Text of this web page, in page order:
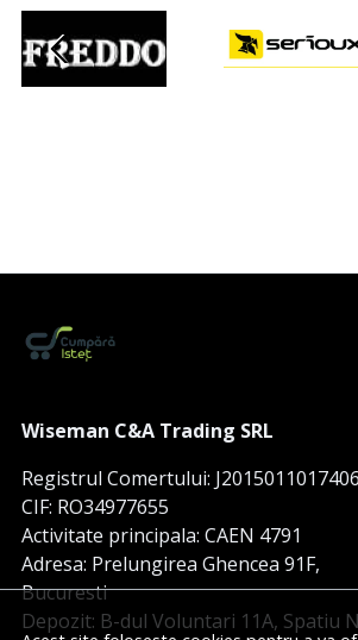
Wiseman C&A Trading SRL
Registrul Comertului:
CIF: RO34977655
Activitate principala: CAEN 4791
Adresa: Prelungirea Ghencea 91F,
Bucuresti
Depozit: B-dul Voluntari 11A, Spatiu